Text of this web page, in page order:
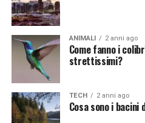
ANIMALI 2 anni ago
Come fanno i
strettissimi?
TECH 2 anni ago
Cosa sono i bacini